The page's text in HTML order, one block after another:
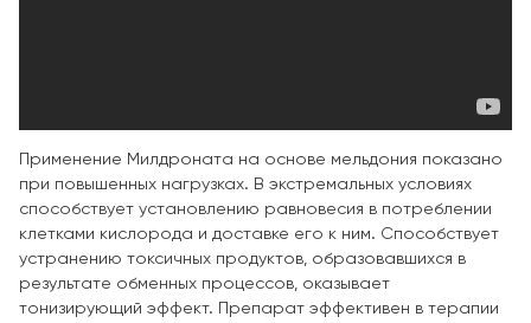
Применение Милдроната на основе мельдония показано
при повышенных нагрузках. В экстремальных условиях
способствует установлению равновесия в потреблении
клетками кислорода и доставке его к ним. Способствует
устранению токсичных продуктов, образовавшихся в
результате обменных процессов, оказывает
тонизирующий эффект. Препарат эффективен в терапии